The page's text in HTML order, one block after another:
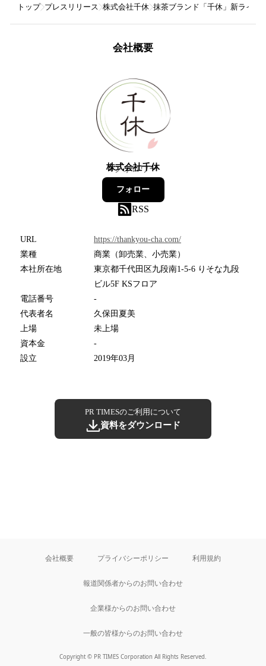
トップ プレスリリース 株式会社千休 抹茶ブランド「千休」新ライン
会社概要
株式会社千休
4フォロワー
フォロー
RSS
URL
https://thankyou-cha.com/
業種
商業（卸売業、小売業）
本社所在地
東京都千代田区九段南1-5-6 りそな九段
ビル5F KSフロア
電話番号
-
代表者名
久保田夏美
上場
未上場
資本金
-
設立
2019年03月
PR TIMESのご利用について
資料をダウンロード
会社概要 プライバシーポリシー 利用規約
報道関係者からのお問い合わせ
企業様からのお問い合わせ
一般の皆様からのお問い合わせ
Copyright © PR TIMES Corporation All Rights Reserved.